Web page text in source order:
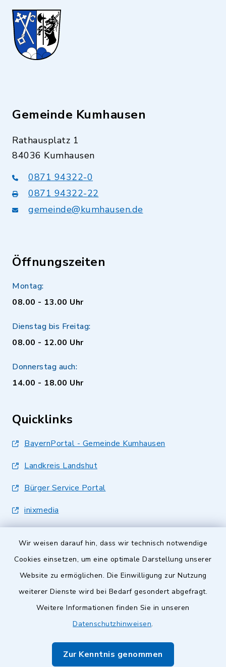
Wir weisen darauf hin, dass wir technisch notwendige
Cookies einsetzen, um eine optimale Darstellung unserer
Website zu ermöglichen. Die Einwilligung zur Nutzung
weiterer Dienste wird bei Bedarf gesondert abgefragt.
Weitere Informationen finden Sie in unseren
Datenschutzhinweisen.
Zur Kenntnis genommen
Gemeinde Kumhausen
Rathausplatz 1
84036 Kumhausen
0871 94322-0
0871 94322-22
gemeinde@kumhausen.de
Öffnungszeiten
Montag:
08.00 - 13.00 Uhr
Dienstag bis Freitag:
08.00 - 12.00 Uhr
Donnerstag auch:
14.00 - 18.00 Uhr
Quicklinks
BayernPortal - Gemeinde Kumhausen
Landkreis Landshut
Bürger Service Portal
inixmedia
Barrierefreiheit
Impressum